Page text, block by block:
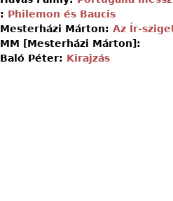
: Philemon és Baucis
Mesterházi Márton: Az Ír-
MM [Mesterházi Márton]:
Baló Péter: Kirajzás